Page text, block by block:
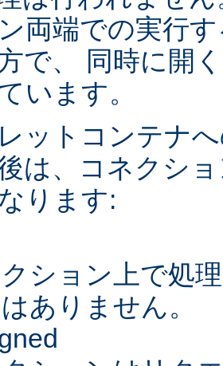
両端での実行
で、 同時に開
います。
ットコンテナ
は、コネクシ
ります:
ション上で処
ありません。